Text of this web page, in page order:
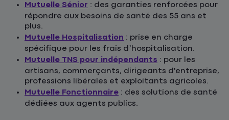
Mutuelle Sénior : des garanties renforcées pour
répondre aux besoins de santé des 55 ans et
plus.
Mutuelle Hospitalisation : prise en charge
spécifique pour les frais d’hospitalisation.
Mutuelle TNS pour indépendants : pour les
artisans, commerçants, dirigeants d'entreprise,
professions libérales et exploitants agricoles.
Mutuelle Fonctionnaire : des solutions de santé
dédiées aux agents publics.